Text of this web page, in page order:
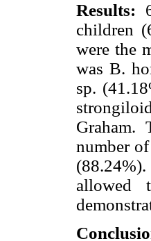
Results:
children
were the
was B.
sp.
Graham.
number
allowed